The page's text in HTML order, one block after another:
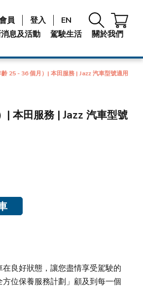
息及活動 駕駛生活 關於我們
員 登入 EN
25 - 36 個月）| 本田服務 | Jazz 汽車型號適用
本田服務 | Jazz 汽車型號
良好狀態，讓您盡情享受駕駛的
位保養服務計劃」顧及到每一個